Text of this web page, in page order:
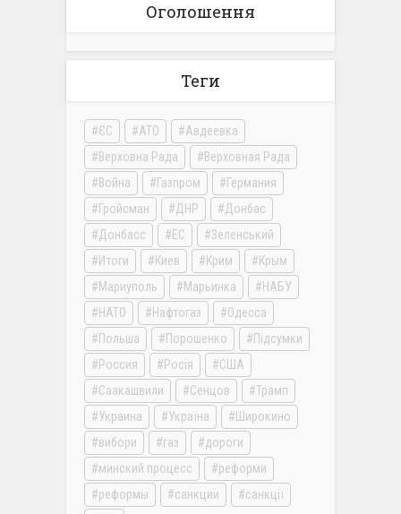
Оголошення
Теги
ЄС АТО
Авдеевка
Верховна Рада
Верховная Рада
Война
Газпром
Германия
Гройсман
ДНР
Донбас
Донбасс
ЕС
Зеленський
Итоги
Киев Крим
Крым
Мариуполь
Марьинка
НАБУ
НАТО
Нафтогаз
Одесса
Польша
Порошенко
Підсумки
Россия
Росія
США
Саакашвили
Сенцов
Трамп
Украина
Україна
Широкино
вибори
газ
дороги
минский процесс
реформи
реформы
санкции
санкції